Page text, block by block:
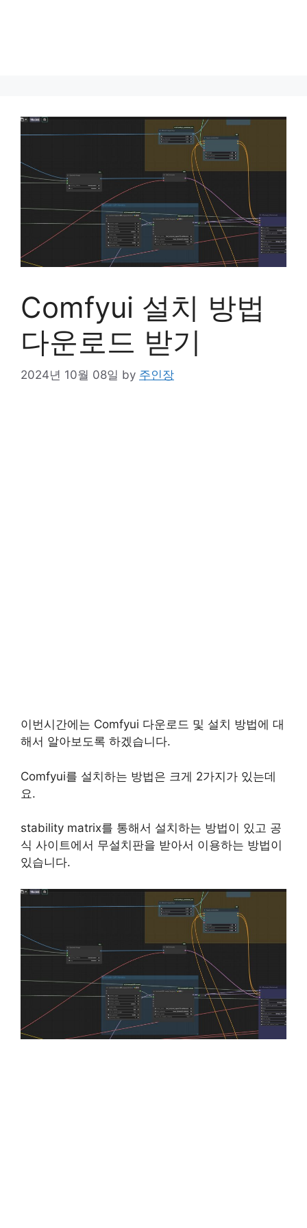
Comfyui 설치 방법
다운로드 받기
2024년 10월 08일 by 주인장
이번시간에는 Comfyui 다운로드 및 설치 방법에 대
해서 알아보도록 하겠습니다.
Comfyui를 설치하는 방법은 크게 2가지가 있는데
요.
stability matrix를 통해서 설치하는 방법이 있고 공
식 사이트에서 무설치판을 받아서 이용하는 방법이
있습니다.